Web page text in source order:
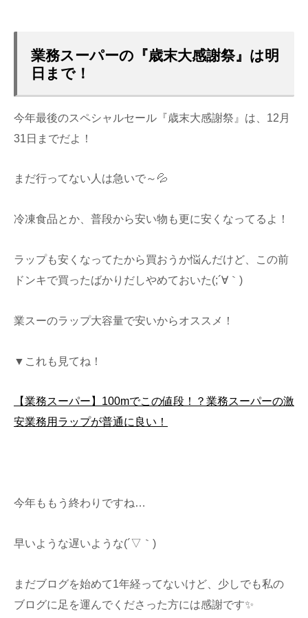
業務スーパーの『歳末大感謝祭』は明
日まで！
今年最後のスペシャルセール『歳末大感謝祭』は、12月
31日までだよ！
まだ行ってない人は急いで～💦
冷凍食品とか、普段から安い物も更に安くなってるよ！
ラップも安くなってたから買おうか悩んだけど、この前
ドンキで買ったばかりだしやめておいた(;´∀｀)
業スーのラップ大容量で安いからオススメ！
▼これも見てね！
【業務スーパー】100mでこの値段！？業務スーパーの激
安業務用ラップが普通に良い！
今年ももう終わりですね…
早いような遅いような(´▽｀)
まだブログを始めて1年経ってないけど、少しでも私の
ブログに足を運んでくださった方には感謝です✨